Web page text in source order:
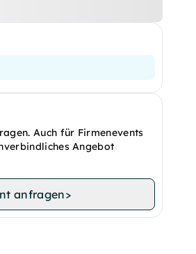
Auch für Firmenevents
Angebot
anfragen>